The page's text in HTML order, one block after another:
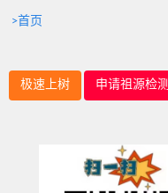
>首页
极速上树 申请祖源检测